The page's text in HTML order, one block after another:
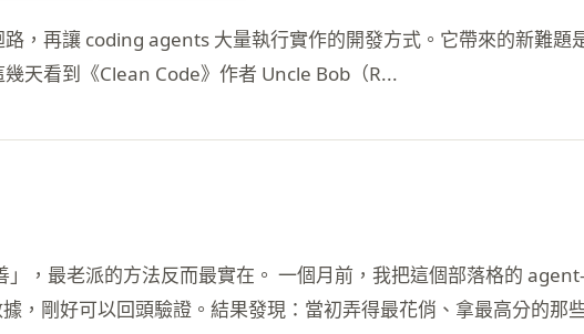
，再讓 coding agents 大量執行實作的開發方式。它帶來的新難題
天看到《Clean Code》作者 Uncle Bob（R...
，最老派的方法反而最實在。 一個月前，我把這個部落格的
，剛好可以回頭驗證。結果發現：當初弄得最花俏、拿最高分的那